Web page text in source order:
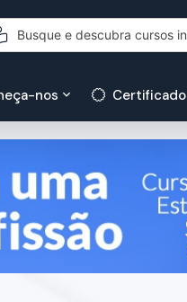
nos Certificado